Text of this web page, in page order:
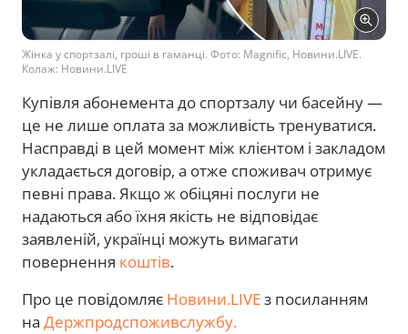
Жінка у спортзалі, гроші в гаманці. Фото: Magnific, Новини.LIVE.
Колаж: Новини.LIVE
Купівля абонемента до спортзалу чи басейну —
це не лише оплата за можливість тренуватися.
Насправді в цей момент між клієнтом і закладом
укладається договір, а отже споживач отримує
певні права. Якщо ж обіцяні послуги не
надаються або їхня якість не відповідає
заявленій, українці можуть вимагати
повернення коштів.
Про це повідомляє Новини.LIVEз посиланням
на Держпродспоживслужбу.